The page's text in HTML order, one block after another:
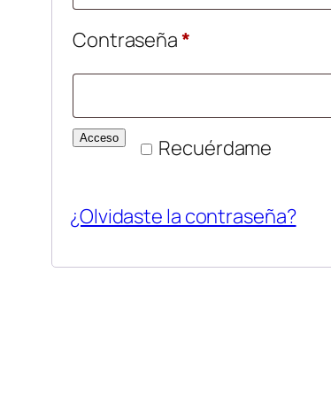
Contraseña*Obligatorio
Recuérdame
Acceso
¿Olvidaste la contraseña?